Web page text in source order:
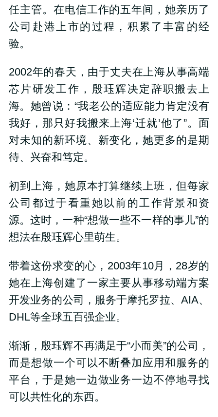
任主管。在电信工作的五年间，她亲历了
公司赴港上市的过程，积累了丰富的经
验。
2002年的春天，由于丈夫在上海从事高端
芯片研发工作，殷珏辉决定辞职搬去上
海。她曾说：“我老公的适应能力肯定没有
我好，那只好我搬来上海‘迁就’他了”。面
对未知的新环境、新变化，她更多的是期
待、兴奋和笃定。
初到上海，她原本打算继续上班，但每家
公司都过于看重她以前的工作背景和资
源。这时，一种“想做一些不一样的事儿”的
想法在殷珏辉心里萌生。
带着这份求变的心，2003年10月，28岁的
她在上海创建了一家主要从事移动端方案
开发业务的公司，服务于摩托罗拉、AIA、
DHL等全球五百强企业。
渐渐，殷珏辉不再满足于“小而美”的公司，
而是想做一个可以不断叠加应用和服务的
平台，于是她一边做业务一边不停地寻找
可以共性化的东西。